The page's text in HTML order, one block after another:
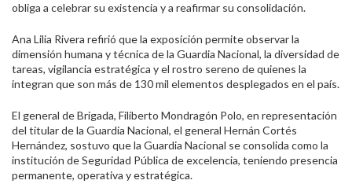
obliga a celebrar su existencia y a reafirmar su consolidación.
Ana Lilia Rivera refirió que la exposición permite observar la
dimensión humana y técnica de la Guardia Nacional, la diversidad de
tareas, vigilancia estratégica y el rostro sereno de quienes la
integran que son más de 130 mil elementos desplegados en el país.
El general de Brigada, Filiberto Mondragón Polo, en representación
del titular de la Guardia Nacional, el general Hernán Cortés
Hernández, sostuvo que la Guardia Nacional se consolida como la
institución de Seguridad Pública de excelencia, teniendo presencia
permanente, operativa y estratégica.